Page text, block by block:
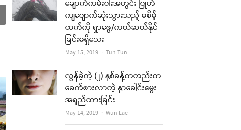
ချောက်ကမ်းပါးအတွင်း ပြုတ်
ကျပျောက်ဆုံးသွားသည့် မစိမ့်
ထက်ကို ရှာဖွေ/ကယ်ဆယ်နိုင်
ခြင်းမရှိသေး
May 15, 2019 Author
Tun Tun
လွန်ခဲ့တဲ့ (၂) နှစ်ခန့်ကတည်းက
ခေတ်စားလာတဲ့ နှာခေါင်းမွေး
အရှည်ထားခြင်း
May 14, 2019 Author
Wun Lae